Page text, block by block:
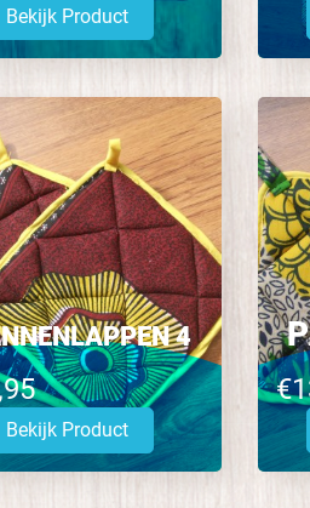
Bekijk Product
4
Bekijk Product
P